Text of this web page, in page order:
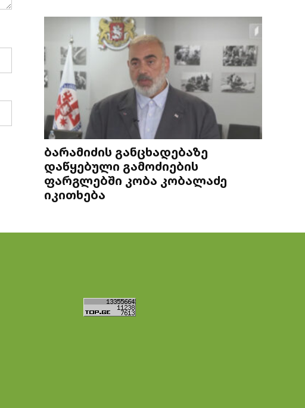
ბარამიძის განცხადებაზე
დაწყებული გამოძიების
ფარგლებში კობა კობალაძე
იკითხება